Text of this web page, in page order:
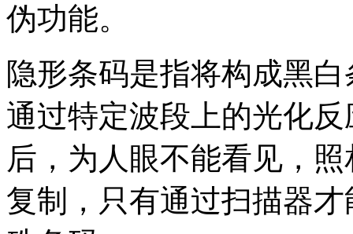
伪功能。
隐形条码是指将构成黑
通过特定波段上的光化
后，为人眼不能看见，
复制，只有通过扫描器